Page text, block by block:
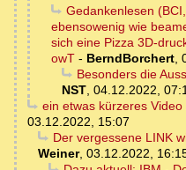
Gedankenlesen
ebensowenig wie
sich eine Pizza 3D-
owT - BerndBorchert
Besonders die
NST 04.12.2022,
ein etwas kürzeres
03.12.2022, 15:07
Der vergessene LINK
Weiner, 03.12.2022,